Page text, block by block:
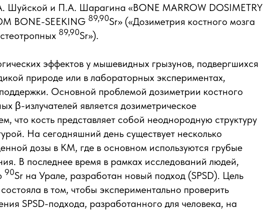
Шуйской и П.А. Шарагина «BONE MARROW DOSIMETRY
BONE-SEEKING 89,90Sr» («Дозиметрия костного мозга
89,90Sr»).
эффектов у мышевидных грызунов, подвергшихся
природе или в лабораторных экспериментах,
Основной проблемой дозиметрии костного
β-излучателей является дозиметрическое
что кость представляет собой неоднородную структуру
На сегодняшний день существует несколько
дозы в КМ, где в основном используются грубые
В последнее время в рамках исследований людей,
90Sr на Урале, разработан новый подход (SPSD). Цель
в том, чтобы экспериментально проверить
SPSD-подхода, разработанного для человека, на